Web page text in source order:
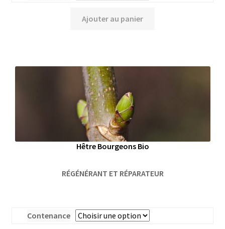
Ajouter au panier
Hêtre Bourgeons Bio
RÉGÉNÉRANT ET RÉPARATEUR
Contenance